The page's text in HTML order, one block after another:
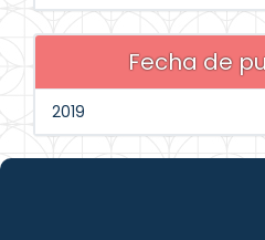
Fecha de
2019